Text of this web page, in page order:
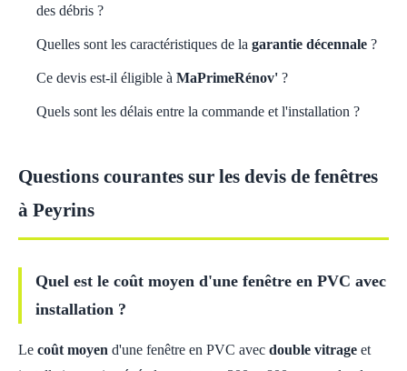
des débris ?
Quelles sont les caractéristiques de la garantie décennale ?
Ce devis est-il éligible à MaPrimeRénov' ?
Quels sont les délais entre la commande et l'installation ?
Questions courantes sur les devis de fenêtres
à Peyrins
Quel est le coût moyen d'une fenêtre en PVC avec
installation ?
Le coût moyen d'une fenêtre en PVC avec double vitrage et